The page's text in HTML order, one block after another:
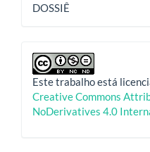
DOSSIÊ
Este trabalho está
Creative Commons
NoDerivatives 4.0